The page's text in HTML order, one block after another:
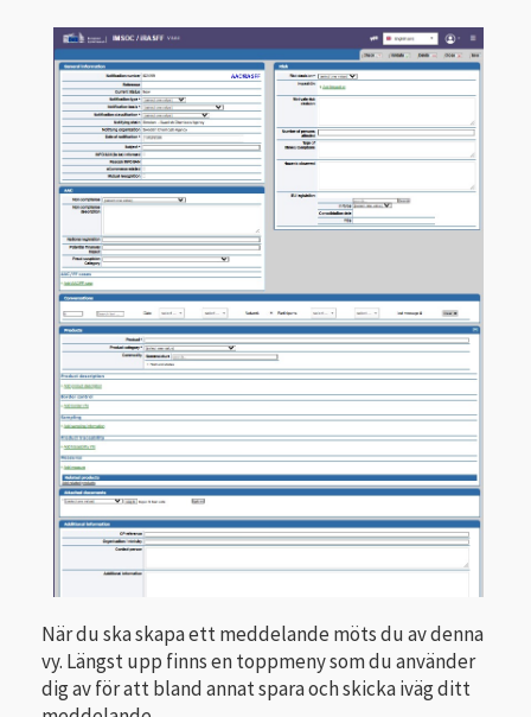
När du ska skapa ett meddelande möts du av denna
vy. Längst upp finns en toppmeny som du använder
dig av för att bland annat spara och skicka iväg ditt